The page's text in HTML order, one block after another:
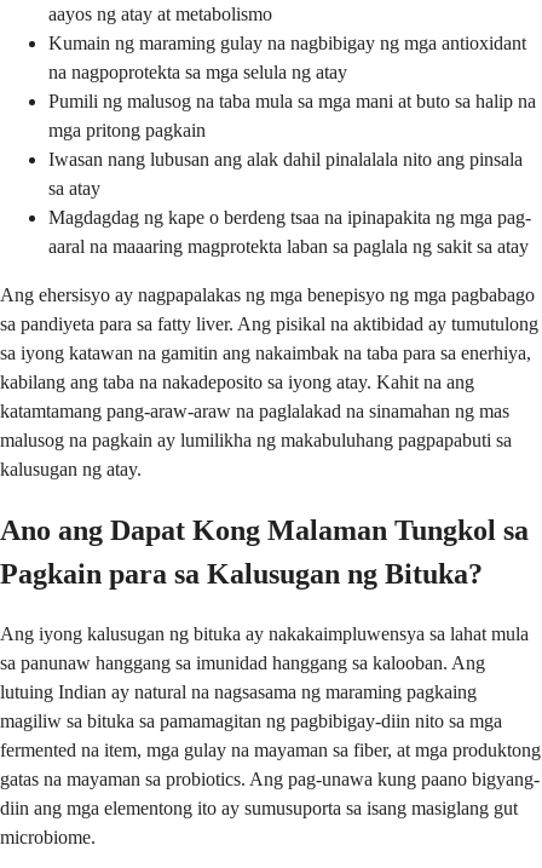
aayos ng atay at metabolismo
Kumain ng maraming gulay na nagbibigay ng mga antioxidant
na nagpoprotekta sa mga selula ng atay
Pumili ng malusog na taba mula sa mga mani at buto sa halip na
mga pritong pagkain
Iwasan nang lubusan ang alak dahil pinalalala nito ang pinsala
sa atay
Magdagdag ng kape o berdeng tsaa na ipinapakita ng mga pag-
aaral na maaaring magprotekta laban sa paglala ng sakit sa atay
Ang ehersisyo ay nagpapalakas ng mga benepisyo ng mga pagbabago
sa pandiyeta para sa fatty liver. Ang pisikal na aktibidad ay tumutulong
sa iyong katawan na gamitin ang nakaimbak na taba para sa enerhiya,
kabilang ang taba na nakadeposito sa iyong atay. Kahit na ang
katamtamang pang-araw-araw na paglalakad na sinamahan ng mas
malusog na pagkain ay lumilikha ng makabuluhang pagpapabuti sa
kalusugan ng atay.
Ano ang Dapat Kong Malaman Tungkol sa
Pagkain para sa Kalusugan ng Bituka?
Ang iyong kalusugan ng bituka ay nakakaimpluwensya sa lahat mula
sa panunaw hanggang sa imunidad hanggang sa kalooban. Ang
lutuing Indian ay natural na nagsasama ng maraming pagkaing
magiliw sa bituka sa pamamagitan ng pagbibigay-diin nito sa mga
fermented na item, mga gulay na mayaman sa fiber, at mga produktong
gatas na mayaman sa probiotics. Ang pag-unawa kung paano bigyang-
diin ang mga elementong ito ay sumusuporta sa isang masiglang gut
microbiome.